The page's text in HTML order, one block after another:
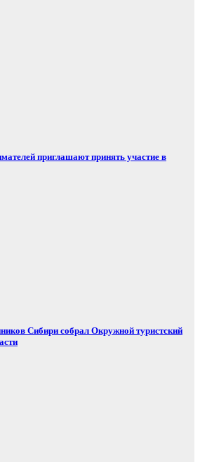
приглашают принять участие в
Сибири собрал Окружной туристский